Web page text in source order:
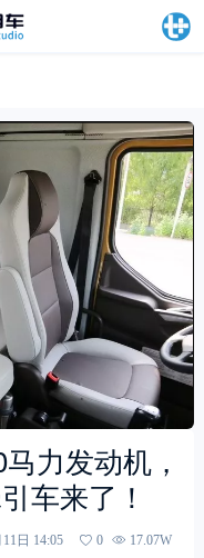
力发动机，
车来了！
日 14:05 0
17.07W